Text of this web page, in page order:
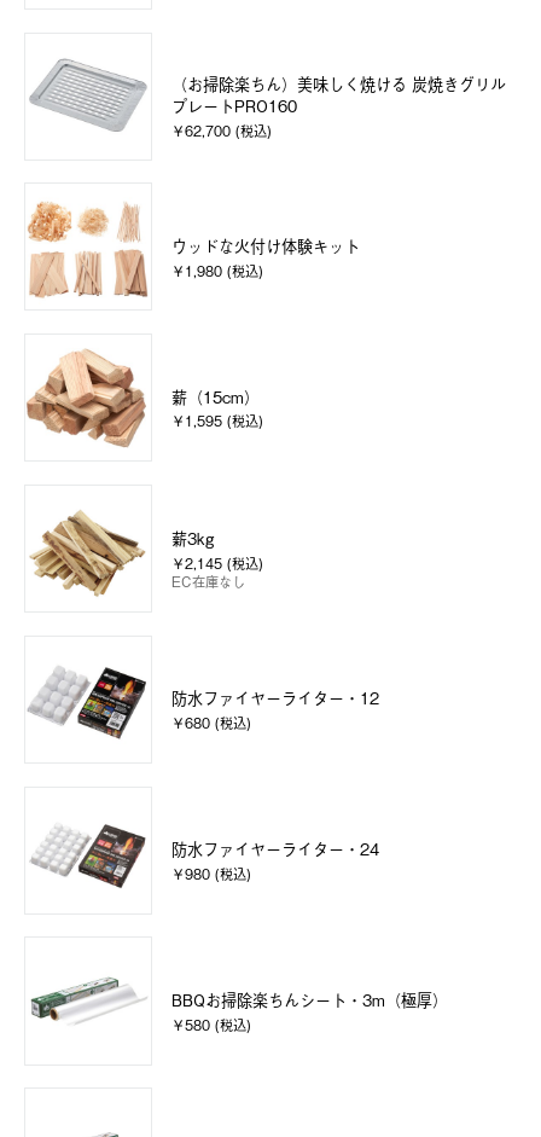
（お掃除楽ちん）美味しく焼ける 炭焼きグリル
プレートPRO160
￥62,700 (税込)
ウッドな火付け体験キット
￥1,980 (税込)
薪（15cm）
￥1,595 (税込)
薪3kg
￥2,145 (税込)
EC在庫なし
防水ファイヤーライター・12
￥680 (税込)
防水ファイヤーライター・24
￥980 (税込)
BBQお掃除楽ちんシート・3m（極厚）
￥580 (税込)